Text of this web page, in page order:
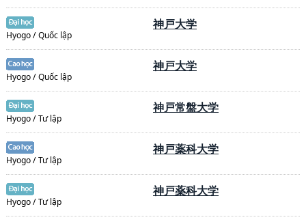
Hyogo / Quốc lập
神戸大学
Hyogo / Quốc lập
神戸大学
Hyogo / Tư lập
神戸常盤大学
Hyogo / Tư lập
神戸薬科大学
Hyogo / Tư lập
神戸薬科大学